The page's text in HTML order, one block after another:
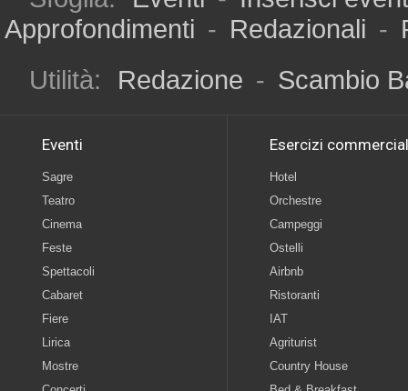
Approfondimenti - Redazionali -
Utilità:
Redazione - Scambio
Eventi
Sagre
Teatro
Cinema
Feste
Spettacoli
Cabaret
Fiere
Lirica
Mostre
Esercizi
Hotel
Orchestre
Campeggi
Ostelli
Airbnb
Ristoranti
IAT
Agriturist
Country House